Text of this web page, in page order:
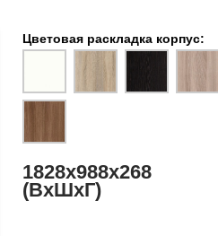
Цветовая раскладка корпус:
1828х988х268
(ВхШхГ)